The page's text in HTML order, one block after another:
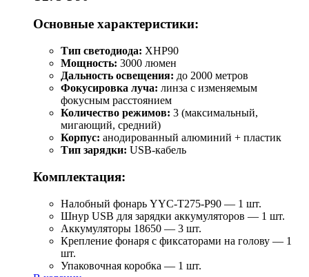
Основные характеристики:
Тип светодиода: XHP90
Мощность: 3000 люмен
Дальность освещения: до 2000 метров
Фокусировка луча: линза с изменяемым
фокусным расстоянием
Количество режимов: 3 (максимальный,
мигающий, средний)
Корпус: анодированный алюминий + пластик
Тип зарядки: USB-кабель
Комплектация:
Налобный фонарь YYC-T275-P90 — 1 шт.
Шнур USB для зарядки аккумуляторов — 1 шт.
Аккумуляторы 18650 — 3 шт.
Крепление фонаря с фиксаторами на голову — 1
шт.
Упаковочная коробка — 1 шт.